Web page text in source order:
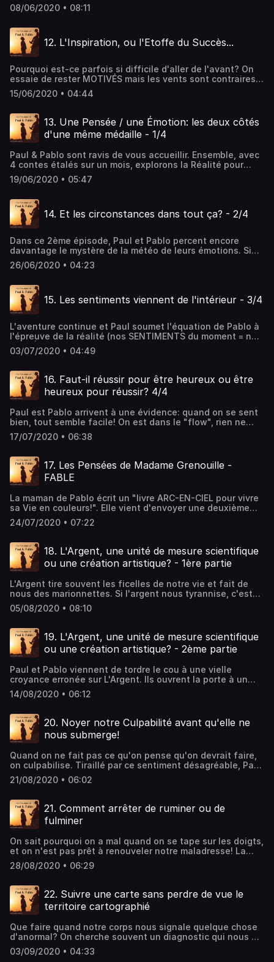
Pablo, qui ne résiste pas à l'envie de partager avec vous
la découverte de Monsieur Moineau. Et si la source de nos
Malentendu?
08/06/2020 • 08:11
12. L'Inspiration, ou l'Etoffe du Succès...
Pourquoi est-ce parfois si difficile d'aller de l'avant? On
essaie de rester MOTIVÉS mais les vents sont contraires
et nous avons du mal à rester dans la course malgré tous
nos efforts. Comment se fait-il alors que parfois, les
sommes INSPIRÉS! Ces contes sont à votre entière
disposition, gratuitement, A vous de les cueillir à votre gré
et à votre rythme. J'ai réalisé un bouquet de 4 contes
symbolique totale de 5€. Ce bouquet dévoile le véritable
déclencheur de nos émotions. Si vous ne voulez plus être
malmenés par la météo de vos humeurs, écoutez ces 4
épisodes! Ils sont disponibles sur:
15/06/2020 • 04:44
13. Une Pensée / une Émotion: les deux côtés
d'une même médaille - 1/4
Paul & Pablo sont ravis de vous accueillir. Ensemble, avec
4 contes étalés sur un mois, explorons la Réalité pour
faire la lumière sur notre Identité. Sous ce tout nouvel
éclairage, le puzzle de notre Vie prend forme.
19/06/2020 • 05:47
14. Et les circonstances dans tout ça? - 2/4
Dans ce 2ème épisode, Paul et Pablo percent encore
davantage le mystère de la météo de leurs émotions. Si
toutes nos émotions sont bien le reflet de nos pensées,
quel rôle les circonstances jouent-elles dans nos vies? Et
nos pensées, les circonstances ont-elles vraiment une
importance?
26/06/2020 • 04:23
15. Les sentiments viennent de l'intérieur - 3/4
L'aventure continue et Paul soumet l'équation de Pablo à
l'épreuve de la réalité (nos SENTIMENTS du moment = nos
PENSÉES du moment, quelles que soient les
circonstances). Alors est-ce à dire que tous nos
du bonheur est perdue d'avance ….car le Bonheur est déjà
là! :-) Je vous invite à vous lancer dans l'exploration pour
découvrir la Vie sous un tout autre éclairage.
03/07/2020 • 04:49
16. Faut-il réussir pour être heureux ou être
heureux pour réussir? 4/4
Paul est Pablo arrivent à une évidence: quand on se sent
bien, tout semble facile! On est dans le "flow", rien ne
nous arrête et à ce rythme, la réussite n'est pas bien loin.
Je vous invite à envisager l'hypothèse suivante: les
sur nos sentiments, et à soumettre cette hypothèse à
l'épreuve des faits. Keep exploring…
17/07/2020 • 06:38
17. Les Pensées de Madame Grenouille -
FABLE
La maman de Pablo écrit un "livre ARC-EN-CIEL pour vivre
sa Vie en couleurs!". Elle vient d'envoyer une deuxième
fable à Pablo, qui ne résiste pas à l'envie de partager
avec vous la découverte de Madame Grenouille. Et si nos
24/07/2020 • 07:22
18. L'Argent, une unité de mesure scientifique
ou une création artistique? - 1ère partie
L'Argent tire souvent les ficelles de notre vie et fait de
nous des marionnettes. Si l'argent nous tyrannise, c'est
peut-être parce qu'on l'a pris pour un instrument de
mesure. Que mesurerait-il, alors? Paul et Pablo vous
vous permettre de lâcher prise et de reprendre les
commandes de votre vie.
05/08/2020 • 08:10
19. L'Argent, une unité de mesure scientifique
ou une création artistique? - 2ème partie
Paul et Pablo viennent de tordre le cou à une vielle
croyance erronée sur L'Argent. Ils ouvrent la porte à un
nouveau paradigme qui remet l'Argent à sa place, celle
d'une marchandise comme toutes les autres. Alors si vous
écoutez Paul. Une autre surprise vous attend: en effet, si
l'Argent servait quand même à mesurer quelque chose,
que mesurerait-il vraiment?
14/08/2020 • 06:12
20. Noyer notre Culpabilité avant qu'elle ne
nous submerge!
Quand on ne fait pas ce qu'on pense qu'on devrait faire,
on culpabilise. Tiraillé par ce sentiment désagréable, Paul
réalise qu'il s'est trompé de repère. La réalité, c'est la
route qui se déroule devant lui, pas les scénarios fictifs
d'alertes sonores des autoroutes nous remettent sur la
voie en cas de distraction, notre sentiment de culpabilité
est là pour nous rappeler à l'ordre et nous éviter de faire
21/08/2020 • 06:02
21. Comment arrêter de ruminer ou de
fulminer
On sait pourquoi on a mal quand on se tape sur les doigts,
et on n'est pas prêt à renouveler notre maladresse! La
douleur physique nous a servi de bouclier protecteur.
Alors qu'est-ce qui fait qu'on continue à broyer du noir?
protéger, comme la douleur physique? Si vous voulez
mettre un terme à vos tortures mentales, écoutez les
explications de Paul.
28/08/2020 • 06:29
22. Suivre une carte sans perdre de vue le
territoire cartographié
Que faire quand notre corps nous signale quelque chose
d'anormal? On cherche souvent un diagnostic qui nous dit
où l'on se situe sur l'échelle de la santé. Le diagnostic
encadre la réalité de notre corps et pose des jalons qui
03/09/2020 • 04:33